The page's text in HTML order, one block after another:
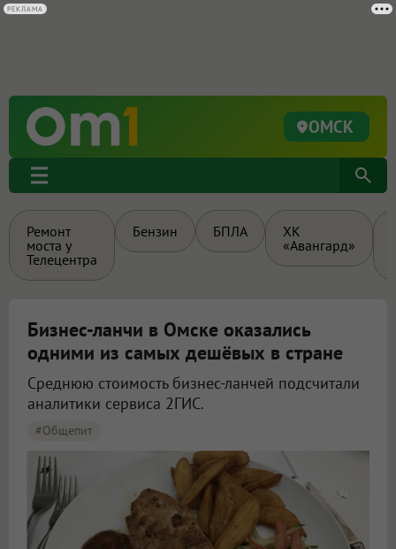
ОМСК
Ремонт
моста у
Телецентра
Бензин БПЛА
ХК
«Авангард»
Бизнес-ланчи в Омске оказались
одними из самых дешёвых в стране
Среднюю стоимость бизнес-ланчей подсчитали
аналитики сервиса 2ГИС.
#общепит